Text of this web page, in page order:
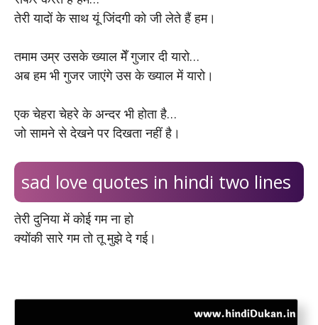
तेरी यादों के साथ यूं जिंदगी को जी लेते हैं हम।
तमाम उम्र उसके ख्याल मेँ गुजार दी यारो…
अब हम भी गुजर जाएंगे उस के ख्याल में यारो।
एक चेहरा चेहरे के अन्दर भी होता है…
जो सामने से देखने पर दिखता नहीं है।
sad love quotes in hindi two lines
तेरी दुनिया में कोई गम ना हो
क्योंकी सारे गम तो तू मुझे दे गई।